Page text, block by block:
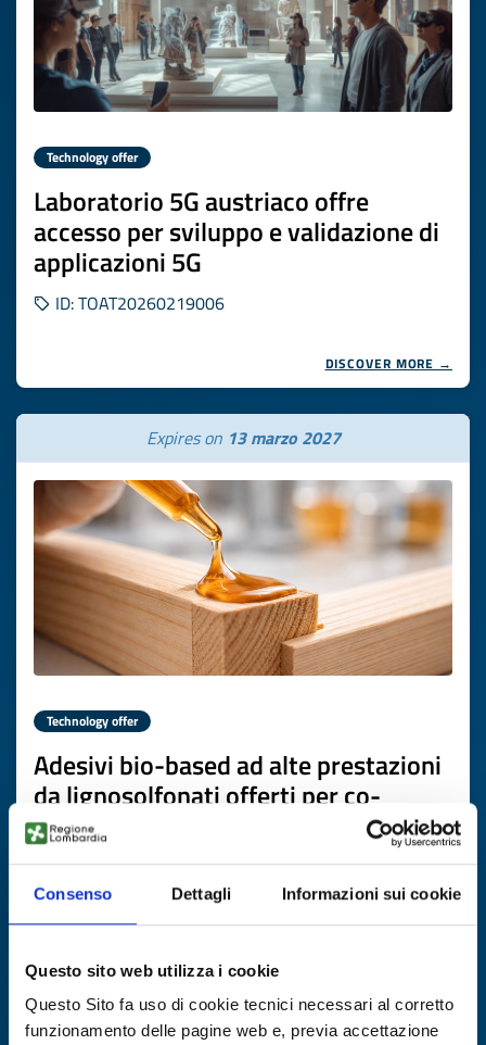
Consenso Dettagli Informazioni sui cookie
Questo sito web utilizza i cookie
Questo Sito fa uso di cookie tecnici necessari al corretto
funzionamento delle pagine web e, previa accettazione
Technology offer
Laboratorio 5G austriaco offre
accesso per sviluppo e validazione di
applicazioni 5G
ID: TOAT20260219006
DISCOVER MORE →
Expires on 13 marzo 2027
Technology offer
Adesivi bio-based ad alte prestazioni
da lignosolfonati offerti per co-
sviluppo industriale
ID: TOAT20260226018
DISCOVER MORE →
Expires on19 maggio 2027